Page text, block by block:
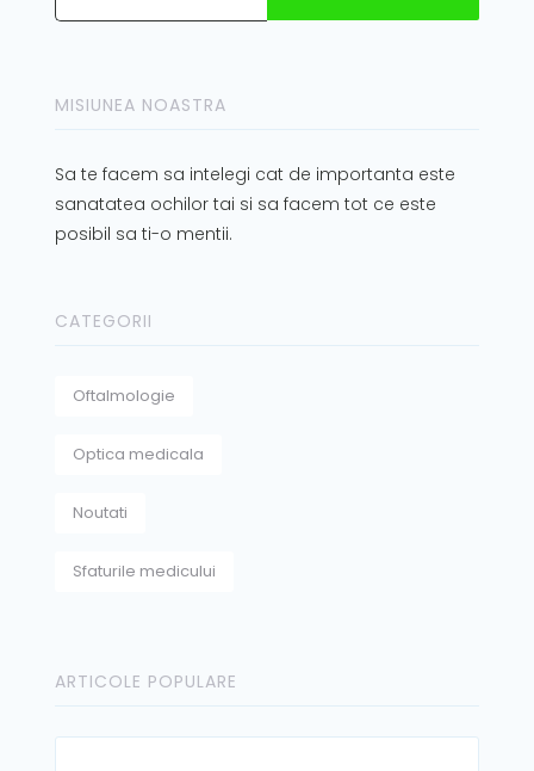
MISIUNEA NOASTRA
Sa te facem sa intelegi cat de importanta este
sanatatea ochilor tai si sa facem tot ce este
posibil sa ti-o mentii.
CATEGORII
Oftalmologie
Optica medicala
Noutati
Sfaturile medicului
ARTICOLE POPULARE